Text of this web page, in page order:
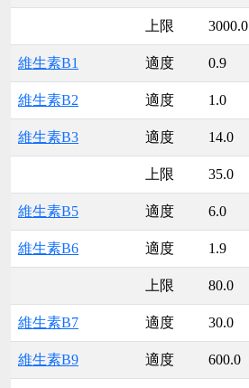
上限 3000.0
維生素B1 適度 0.9
維生素B2 適度 1.0
維生素B3 適度 14.0
上限 35.0
維生素B5 適度 6.0
維生素B6 適度 1.9
上限 80.0
維生素B7 適度 30.0
維生素B9 適度 600.0